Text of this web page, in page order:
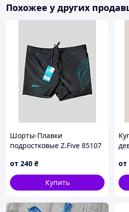
Похожее у других
Шорты-Плавки
подростковые Z.Five 85107
размеры
от 240 ₴
Купить
40
от